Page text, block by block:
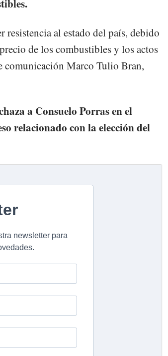
resistencia al estado del país, debido
de los combustibles y los actos
comunicación Marco Tulio Bran,
a Consuelo Porras en el
relacionado con la elección del